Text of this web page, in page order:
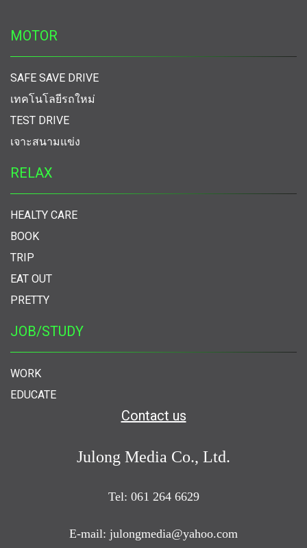
MOTOR
SAFE SAVE DRIVE
เทคโนโลยีรถใหม่
TEST DRIVE
เจาะสนามแข่ง
RELAX
HEALTY CARE
BOOK
TRIP
EAT OUT
PRETTY
JOB/STUDY
WORK
EDUCATE
Contact us
Julong Media Co., Ltd.
Tel: 061 264 6629
E-mail: julongmedia@yahoo.com